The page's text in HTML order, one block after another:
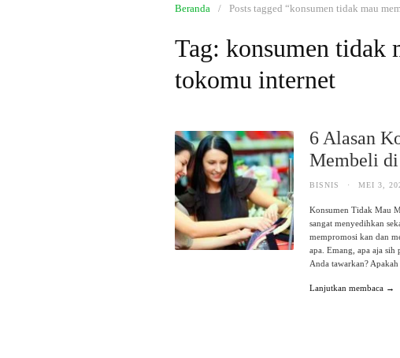
Beranda Posts tagged “konsumen tidak mau
Tag: konsumen tidak
tokomu internet
6 Alasan
Membeli
BISNIS · MEI 3,
Konsumen Tidak Mau
sangat menyedihkan
mempromosi kan dan
apa. Emang, apa aja
Anda tawarkan?
Lanjutkan membaca →